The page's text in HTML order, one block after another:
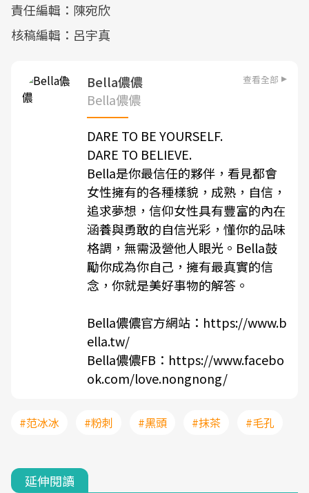
責任編輯：陳宛欣
核稿編輯：呂宇真
Bella儂儂 查看全部
Bella儂儂
DARE TO BE YOURSELF.
DARE TO BELIEVE.
Bella是你最信任的夥伴，看見都會
女性擁有的各種樣貌，成熟，自信，
追求夢想，信仰女性具有豐富的內在
涵養與勇敢的自信光彩，懂你的品味
格調，無需汲營他人眼光。Bella鼓
勵你成為你自己，擁有最真實的信
念，你就是美好事物的解答。
Bella儂儂官方網站： https://www.b
ella.tw/
Bella儂儂FB： https://www.facebo
ok.com/love.nongnong/
#范冰冰 #粉刺 #黑頭 #抹茶 #毛孔
延伸閱讀